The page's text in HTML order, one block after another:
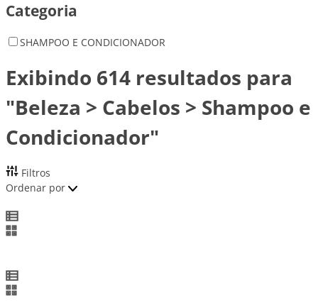
Categoria
SHAMPOO E CONDICIONADOR
Exibindo 614 resultados para
"Beleza > Cabelos > Shampoo e
Condicionador"
Filtros
Ordenar por